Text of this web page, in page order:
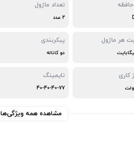
تعداد ماژول
2 عدد
هر ماژول پیکربندی
دو کاناله
کاری تایمینگ
40-40-40-77
مشاهده همه ویژگی‌ها